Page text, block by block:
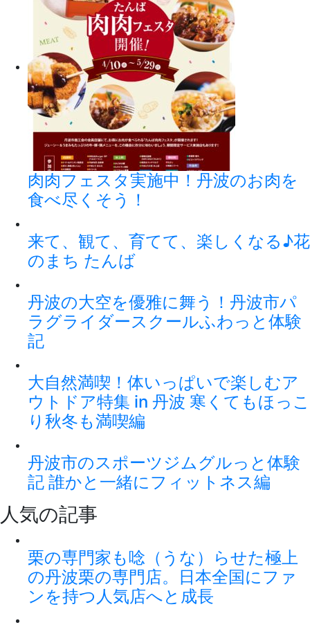
肉肉フェスタ実施中！丹波のお肉を
食べ尽くそう！
来て、観て、育てて、楽しくなる♪花
のまち たんば
丹波の大空を優雅に舞う！丹波市パ
ラグライダースクールふわっと体験
記
大自然満喫！体いっぱいで楽しむア
ウトドア特集 in 丹波 寒くてもほっこ
り秋冬も満喫編
丹波市のスポーツジムグルっと体験
記 誰かと一緒にフィットネス編
人気の記事
栗の専門家も唸（うな）らせた極上
の丹波栗の専門店。日本全国にファ
ンを持つ人気店へと成長